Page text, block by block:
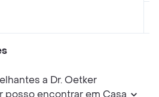
a Dr. Oetker
posso encontrar em Casa